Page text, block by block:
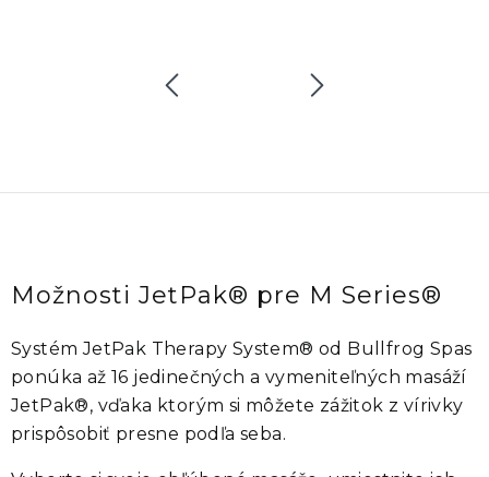
Možnosti JetPak® pre M Series®
SystémJetPak Therapy System® od Bullfrog Spas
ponúka až16 jedinečných a vymeniteľných masáží
JetPak®, vďaka ktorým si môžete zážitok z vírivky
prispôsobiť presne podľa seba.